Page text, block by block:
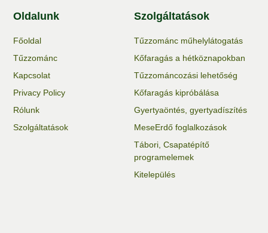
Szolgáltatások
Tűzzománc műhelylátogatás
Kőfaragás a hétköznapokban
Tűzzománcozási lehetőség
Kőfaragás kipróbálása
Gyertyaöntés, gyertyadíszítés
MeseErdő foglalkozások
Tábori, Csapatépítő
programelemek
Kitelepülés
Oldalunk
Főoldal
Tűzzománc
Kapcsolat
Privacy Policy
Rólunk
Szolgáltatások